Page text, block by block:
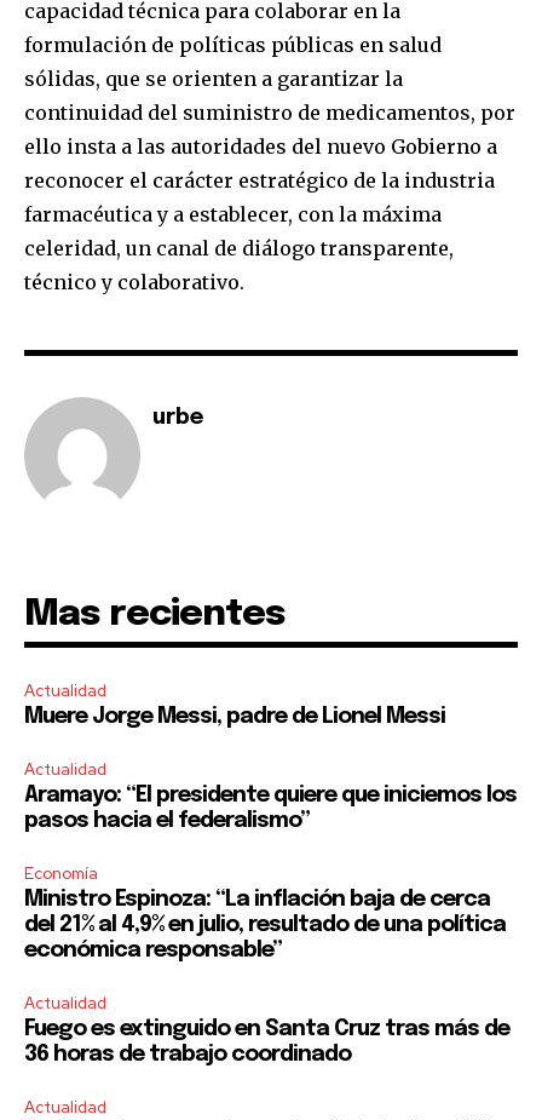
SUBSCRIBE
I've read and accept the Privacy Policy
capacidad técnica para colaborar en la
formulación de políticas públicas en salud
sólidas, que se orienten a garantizar la
continuidad del suministro de medicamentos, por
ello insta a las autoridades del nuevo Gobierno a
reconocer el carácter estratégico de la industria
farmacéutica y a establecer, con la máxima
celeridad, un canal de diálogo transparente,
técnico y colaborativo.
urbe
Mas recientes
Actualidad
Muere Jorge Messi, padre de Lionel Messi
Actualidad
Aramayo: “El presidente quiere que iniciemos los
pasos hacia el federalismo”
Economía
Ministro Espinoza: “La inflación baja de cerca
del 21% al 4,9% en julio, resultado de una política
económica responsable”
Actualidad
Fuego es extinguido en Santa Cruz tras más de
36 horas de trabajo coordinado
Actualidad